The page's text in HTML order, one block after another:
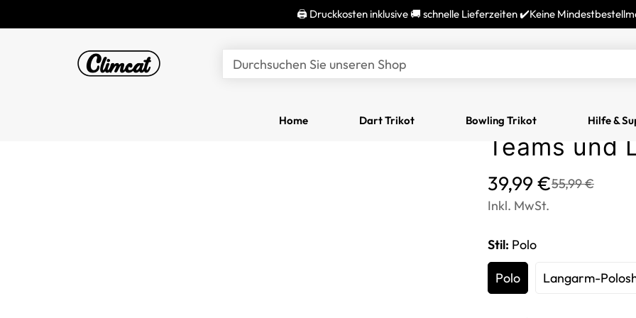
🖨 Druckkosten inklusive 🚚 schnelle Lieferzeiten ✔️Keine
Durchsuchen Sie unseren Shop
Home Dart Trikot Bowling Trikot Hilfe &
Herren
Individuell
Flammen -
Teams und
Translation
missing:
39,99 €
Translation
missing:
55,99 €
Inkl. MwSt.
Stil: Polo
Polo Langarm-